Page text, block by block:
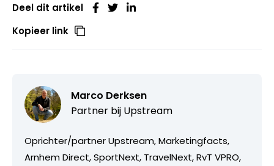
Deel dit artikel
Kopieer link
Marco Derksen
Partner bij Upstream
Oprichter/partner Upstream, Marketingfacts,
Arnhem Direct, SportNext, TravelNext, RvT VPRO,